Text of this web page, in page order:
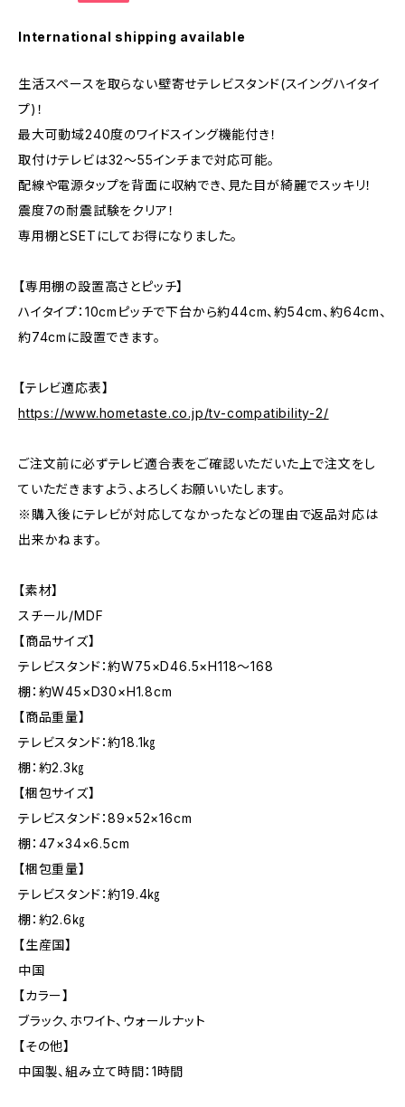
International shipping available
生活スペースを取らない壁寄せテレビスタンド(スイングハイタイ
プ)！
最大可動域240度のワイドスイング機能付き！
取付けテレビは32～55インチまで対応可能。
配線や電源タップを背面に収納でき、見た目が綺麗でスッキリ！
震度7の耐震試験をクリア！
専用棚とSETにしてお得になりました。
【専用棚の設置高さとピッチ】
ハイタイプ：10cmピッチで下台から約44cm、約54cm、約64cm、
約74cmに設置できます。
【テレビ適応表】
https://www.hometaste.co.jp/tv-compatibility-2/
ご注文前に必ずテレビ適合表をご確認いただいた上で注文をし
ていただきますよう、よろしくお願いいたします。
※購入後にテレビが対応してなかったなどの理由で返品対応は
出来かねます。
【素材】
スチール/MDF
【商品サイズ】
テレビスタンド：約W75×D46.5×H118〜168
棚：約W45×D30×H1.8cm
【商品重量】
テレビスタンド：約18.1㎏
棚：約2.3㎏
【梱包サイズ】
テレビスタンド：89×52×16cm
棚：47×34×6.5cm
【梱包重量】
テレビスタンド：約19.4㎏
棚：約2.6㎏
【生産国】
中国
【カラー】
ブラック、ホワイト、ウォールナット
【その他】
中国製、組み立て時間：1時間